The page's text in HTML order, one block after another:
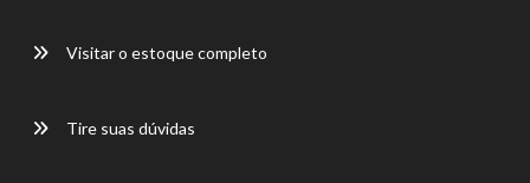
Visitar o estoque completo
Tire suas dúvidas